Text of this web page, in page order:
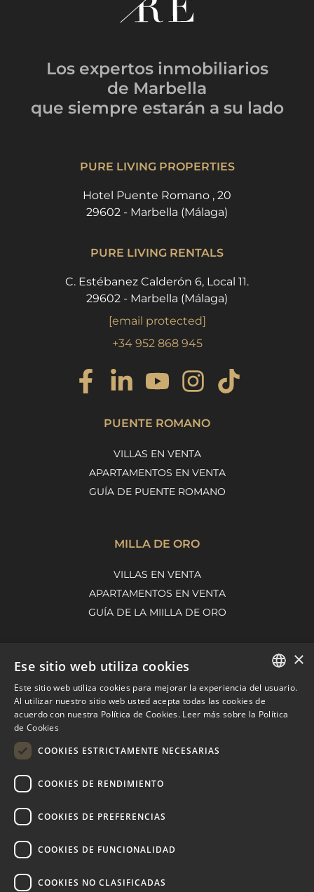
Los expertos inmobiliarios
de Marbella
que siempre estarán a su lado
PURE LIVING PROPERTIES
Hotel Puente Romano , 20
29602 - Marbella (Málaga)
PURE LIVING RENTALS
C. Estébanez Calderón 6, Local 11.
29602 - Marbella (Málaga)
[email protected]
+34 952 868 945
PUENTE ROMANO
VILLAS EN VENTA
APARTAMENTOS EN VENTA
GUÍA DE PUENTE ROMANO
MILLA DE ORO
VILLAS EN VENTA
APARTAMENTOS EN VENTA
GUÍA DE LA MIILLA DE ORO
NUEVA ANDALUCÍA
VILLAS EN VENTA
APARTAMENTOS EN VENTA
MARBELLA EAST
VILLAS EN VENTA
MARBELLA EAST GUIDE
SPANISH
×
Ese sitio web utiliza cookies
Este sitio web utiliza cookies para mejorar la experiencia del usuario.
Al utilizar nuestro sitio web usted acepta todas las cookies de
acuerdo con nuestra Política de Cookies. Leer más sobre la Política
de Cookies
COOKIES ESTRICTAMENTE NECESARIAS
COOKIES DE RENDIMIENTO
COOKIES DE PREFERENCIAS
COOKIES DE FUNCIONALIDAD
COOKIES NO CLASIFICADAS